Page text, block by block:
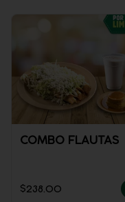
COMBO FLAUTAS
$238.00